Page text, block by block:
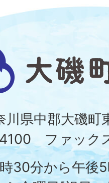
大
磯
町
川県中郡大磯
ファック
30分から午後